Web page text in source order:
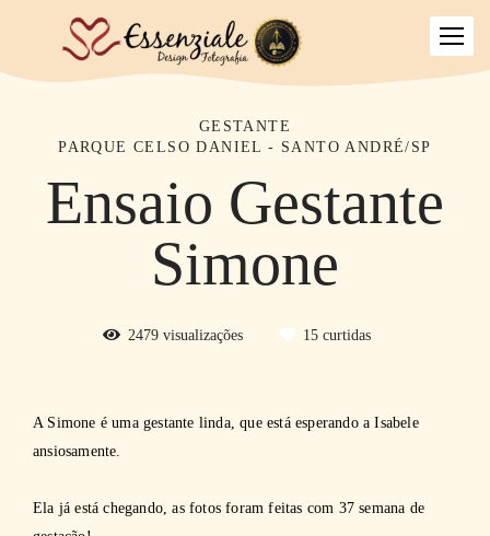
GESTANTE
PARQUE CELSO DANIEL - SANTO ANDRÉ/SP
Ensaio Gestante
Simone
2479 visualizações 15 curtidas
A Simone é uma gestante linda, que está esperando a Isabele
ansiosamente.
Ela já está chegando, as fotos foram feitas com 37 semana de